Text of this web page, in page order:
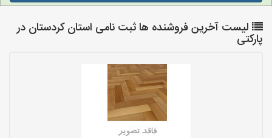
لیست آخرین فروشنده ها ثبت نامی استان کردستان در
پارکتی